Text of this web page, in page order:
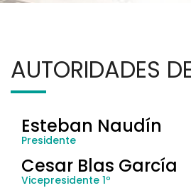
AUTORIDADES
Esteban Naudín
Presidente
Cesar Blas García
Vicepresidente 1º